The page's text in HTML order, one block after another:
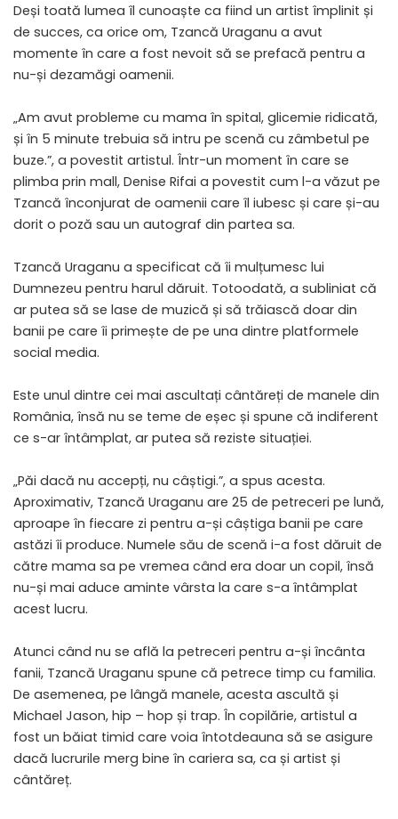
Deși toată lumea îl cunoaște ca fiind un artist împlinit și
de succes, ca orice om, Tzancă Uraganu a avut
momente în care a fost nevoit să se prefacă pentru a
nu-și dezamăgi oamenii.
„Am avut probleme cu mama în spital, glicemie ridicată,
și în 5 minute trebuia să intru pe scenă cu zâmbetul pe
buze.”, a povestit artistul. Într-un moment în care se
plimba prin mall, Denise Rifai a povestit cum l-a văzut pe
Tzancă înconjurat de oamenii care îl iubesc și care și-au
dorit o poză sau un autograf din partea sa.
Tzancă Uraganu a specificat că îi mulțumesc lui
Dumnezeu pentru harul dăruit. Totoodată, a subliniat că
ar putea să se lase de muzică și să trăiască doar din
banii pe care îi primește de pe una dintre platformele
social media.
Este unul dintre cei mai ascultați cântăreți de manele din
România, însă nu se teme de eșec și spune că indiferent
ce s-ar întâmplat, ar putea să reziste situației.
„Păi dacă nu accepți, nu câștigi.”, a spus acesta.
Aproximativ, Tzancă Uraganu are 25 de petreceri pe lună,
aproape în fiecare zi pentru a-și câștiga banii pe care
astăzi îi produce. Numele său de scenă i-a fost dăruit de
către mama sa pe vremea când era doar un copil, însă
nu-și mai aduce aminte vârsta la care s-a întâmplat
acest lucru.
Atunci când nu se află la petreceri pentru a-și încânta
fanii, Tzancă Uraganu spune că petrece timp cu familia.
De asemenea, pe lângă manele, acesta ascultă și
Michael Jason, hip – hop și trap. În copilărie, artistul a
fost un băiat timid care voia întotdeauna să se asigure
dacă lucrurile merg bine în cariera sa, ca și artist și
cântăreț.